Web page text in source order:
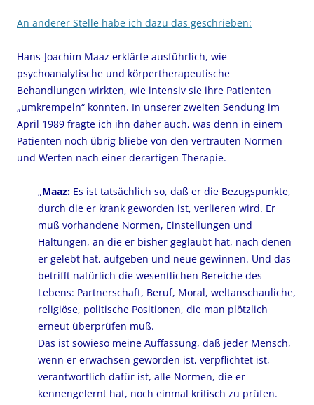
An anderer Stelle habe ich dazu das geschrieben:
Hans-Joachim Maaz erklärte ausführlich, wie
psychoanalytische und körpertherapeutische
Behandlungen wirkten, wie intensiv sie ihre Patienten
„umkrempeln“ konnten. In unserer zweiten Sendung im
April 1989 fragte ich ihn daher auch, was denn in einem
Patienten noch übrig bliebe von den vertrauten Normen
und Werten nach einer derartigen Therapie.
„Maaz: Es ist tatsächlich so, daß er die Bezugspunkte,
durch die er krank geworden ist, verlieren wird. Er
muß vorhandene Normen, Einstellungen und
Haltungen, an die er bisher geglaubt hat, nach denen
er gelebt hat, aufgeben und neue gewinnen. Und das
betrifft natürlich die wesentlichen Bereiche des
Lebens: Partnerschaft, Beruf, Moral, weltanschauliche,
religiöse, politische Positionen, die man plötzlich
erneut überprüfen muß.
Das ist sowieso meine Auffassung, daß jeder Mensch,
wenn er erwachsen geworden ist, verpflichtet ist,
verantwortlich dafür ist, alle Normen, die er
kennengelernt hat, noch einmal kritisch zu prüfen.